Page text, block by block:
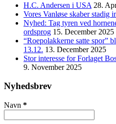
H.C. Andersen i USA 28.
Vores Vanløse skaber stadig
Nyhed: Tag tyren ved
ordsprog 15. December 2025
“Roepolakkerne satte spor”
13.12. 13. December 2025
Stor interesse for Forlaget
9. November 2025
Nyhedsbrev
Navn *